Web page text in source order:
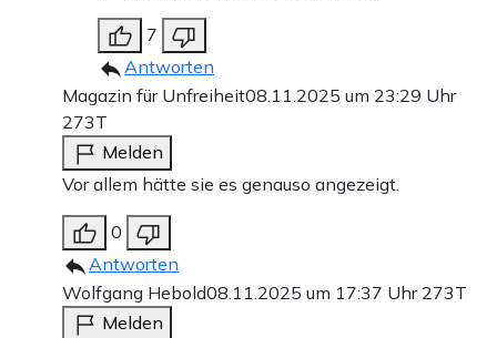
7
Antworten
Magazin für Unfreiheit08.11.2025 um 23:29 Uhr
273T
Melden
Vor allem hätte sie es genauso angezeigt.
0
Antworten
Wolfgang Hebold08.11.2025 um 17:37 Uhr 273T
Melden